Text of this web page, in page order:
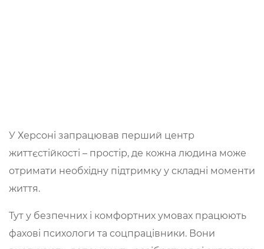
У Херсоні запрацював перший центр
життєстійкості – простір, де кожна людина може
отримати необхідну підтримку у складні моменти
життя.
Тут у безпечних і комфортних умовах працюють
фахові психологи та соцпрацівники. Вони